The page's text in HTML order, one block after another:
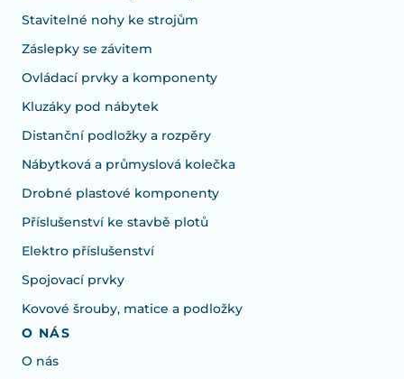
Stavitelné nohy ke strojům
Záslepky se závitem
Ovládací prvky a komponenty
Kluzáky pod nábytek
Distanční podložky a rozpěry
Nábytková a průmyslová kolečka
Drobné plastové komponenty
Příslušenství ke stavbě plotů
Elektro příslušenství
Spojovací prvky
Kovové šrouby, matice a podložky
O NÁS
O nás